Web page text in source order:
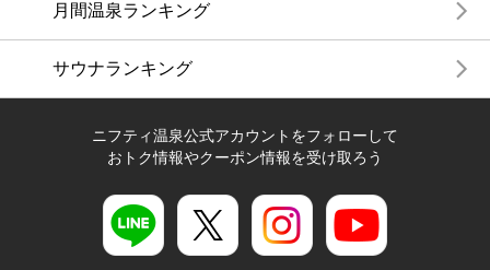
月間温泉ランキング
サウナランキング
ニフティ温泉公式アカウントをフォローして
おトク情報やクーポン情報を受け取ろう